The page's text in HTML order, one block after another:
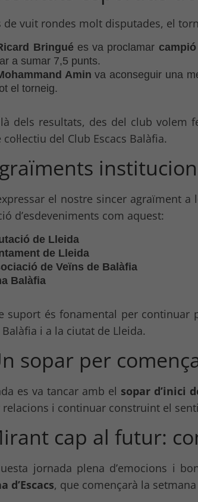
de vuit rondes molt disputades, el
Bringuées va proclamar
a sumar 7,5 punts.
Amin va aconseguir una
el torneig.
dels resultats, des del club volem
del Club Escacs Balàfia.
el nostre sincer agraïment
d’esdeveniments com aquest:
de Lleida
de Lleida
de Veïns de Balàfia
Balàfia
suport és fonamental per continuar
i a la ciutat de Lleida.
sopar per
es va tancar amb el sopar d’inici
relacions i continuar construint el
cap al futur:
jornada plena d’emocions i
d’Escacs, que començarà la